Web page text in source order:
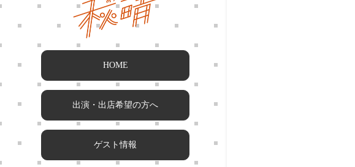
HOME
出演・出店希望の方へ
ゲスト情報